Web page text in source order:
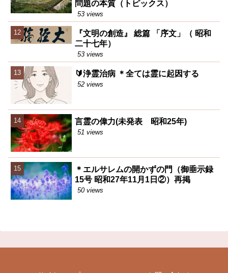
問題の本質（トピックス）
53 views
『文明の創造』 総篇 「序文」（ 昭和
二十七年）
53 views
🔰浄霊治病 ＊全ては霊に起因する
52 views
言霊の偉力(未発表 昭和25年)
51 views
＊エルサレムの開かずの門（御垂示録
15号 昭和27年11月1日②）再掲
50 views